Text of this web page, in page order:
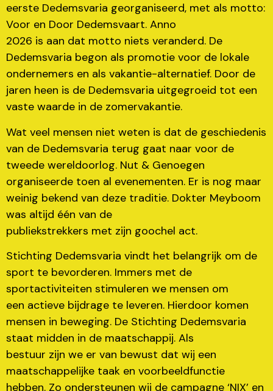
eerste Dedemsvaria georganiseerd, met als motto:
Voor en Door Dedemsvaart. Anno
2026 is aan dat motto niets veranderd. De
Dedemsvaria begon als promotie voor de lokale
ondernemers en als vakantie-alternatief. Door de
jaren heen is de Dedemsvaria uitgegroeid tot een
vaste waarde in de zomervakantie.
Wat veel mensen niet weten is dat de geschiedenis
van de Dedemsvaria terug gaat naar voor de
tweede wereldoorlog. Nut & Genoegen
organiseerde toen al evenementen. Er is nog maar
weinig bekend van deze traditie. Dokter Meyboom
was altijd één van de
publiekstrekkers met zijn goochel act.
Stichting Dedemsvaria vindt het belangrijk om de
sport te bevorderen. Immers met de
sportactiviteiten stimuleren we mensen om
een actieve bijdrage te leveren. Hierdoor komen
mensen in beweging. De Stichting Dedemsvaria
staat midden in de maatschappij. Als
bestuur zijn we er van bewust dat wij een
maatschappelijke taak en voorbeeldfunctie
hebben. Zo ondersteunen wij de campagne ‘NIX’ en